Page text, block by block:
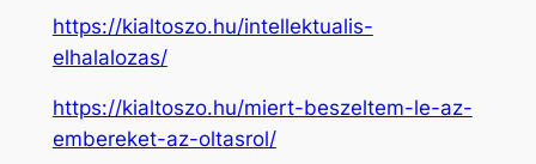
https://kialtoszo.hu/intellektualis-
elhalalozas/
https://kialtoszo.hu/miert-beszeltem-le-az-
embereket-az-oltasrol/